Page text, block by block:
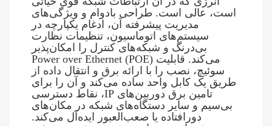
است، عالی است. طراحی بادوام و ویژگی‌های
مدیریت پیشرفته آن، ادغام یکپارچه در
سیستم‌های اتوماسیون، تنظیمات نظارت
بی‌درنگ و شبکه‌های کنترل را امکان‌پذیر
می‌کند. قابلیت Power over Ethernet (POE)
سوئیچ، نصب را با ارائه برق و انتقال داده از
طریق یک کابل واحد ساده می‌کند و آن را برای
تامین برق دوربین‌های IP، نقاط دسترسی
بی‌سیم و سایر دستگاه‌های شبکه در مکان‌های
دورافتاده یا صعب‌العبور ایده‌آل می‌کند.